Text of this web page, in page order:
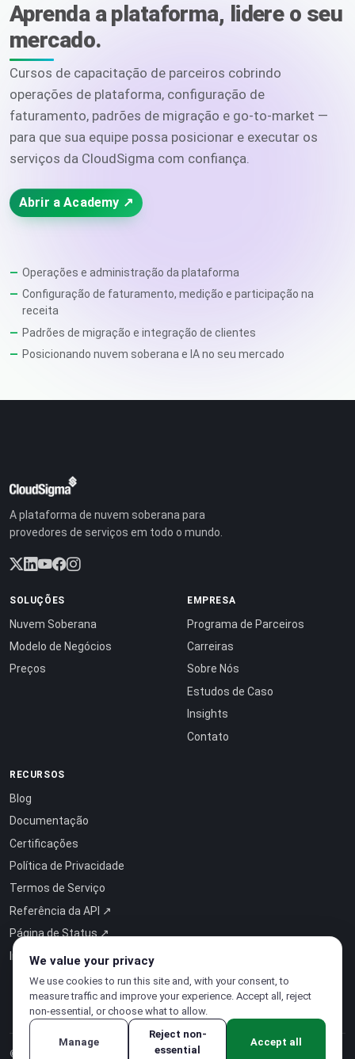
Aprenda a plataforma, lidere o seu
mercado.
Cursos de capacitação de parceiros cobrindo
operações de plataforma, configuração de
faturamento, padrões de migração e go-to-market —
para que sua equipe possa posicionar e executar os
serviços da CloudSigma com confiança.
Abrir a Academy ↗
Operações e administração da plataforma
Configuração de faturamento, medição e participação na
receita
Padrões de migração e integração de clientes
Posicionando nuvem soberana e IA no seu mercado
A plataforma de nuvem soberana para
provedores de serviços em todo o mundo.
SOLUÇÕES
Nuvem Soberana
Modelo de Negócios
Preços
EMPRESA
Programa de Parceiros
Carreiras
Sobre Nós
Estudos de Caso
Insights
Contato
RECURSOS
Blog
Documentação
Certificações
Política de Privacidade
Termos de Serviço
Referência da API ↗
Página de Status ↗
Inteligência como Serviço ↗
© 2026 CloudSigma Holding AG.Todos os direitos reservados
We value your privacy
We use cookies to run this site and, with your consent, to
measure traffic and improve your experience. Accept all, reject
non-essential, or choose what to allow.
Manage
Reject non-
essential
Accept all